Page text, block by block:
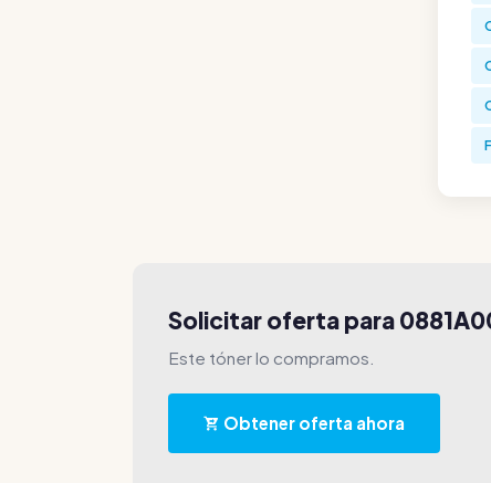
Solicitar oferta para
Este tóner lo compramos.
Obtener oferta ahora